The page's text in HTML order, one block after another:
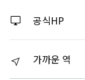
공식HP
가까운 역